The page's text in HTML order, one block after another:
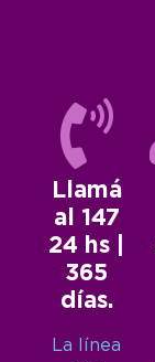
Llamá
al 147
24 hs |
365
días.
La línea